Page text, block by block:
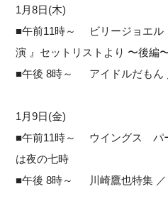
1月8日(木)
■午前11時～ ビリージョエル
演 』セットリストより 〜後編
■午後 8時～ アイドルだもん
1月9日(金)
■午前11時～ ウイングス パ
は夜の七時
■午後 8時～ 川崎鷹也特集 ／